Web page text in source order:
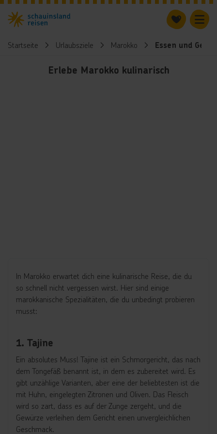
Startseite Urlaubsziele Marokko Essen und
Erlebe Marokko kulinarisch
In Marokko erwartet dich eine kulinarische Reise, die du
so schnell nicht vergessen wirst. Hier sind einige
marokkanische Spezialitäten, die du unbedingt probieren
musst:
1. Tajine
Ein absolutes Muss! Tajine ist ein Schmorgericht, das nach
dem Tongefäß benannt ist, in dem es zubereitet wird. Es
gibt unzählige Varianten, aber eine der beliebtesten ist die
mit Huhn, eingelegten Zitronen und Oliven. Das Fleisch
wird so zart, dass es auf der Zunge zergeht, und die
Gewürze verleihen dem Gericht einen unvergleichlichen
Geschmack.